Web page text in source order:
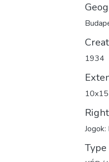
1934
Jogok:
Type